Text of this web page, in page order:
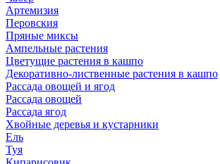
Артемизия
Перовския
Пряные миксы
Ампельные растения
Цветущие растения в кашпо
Декоративно-лиственные растения в кашпо
Рассада овощей и ягод
Рассада овощей
Рассада ягод
Хвойные деревья и кустарники
Ель
Туя